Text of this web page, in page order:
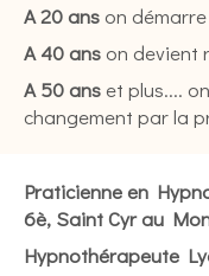
A 20 ans on
A 40 ans on devient
A 50 ans et plus....
changement par la
Praticienne en
6è, Saint Cyr au
Hypnothérapeute